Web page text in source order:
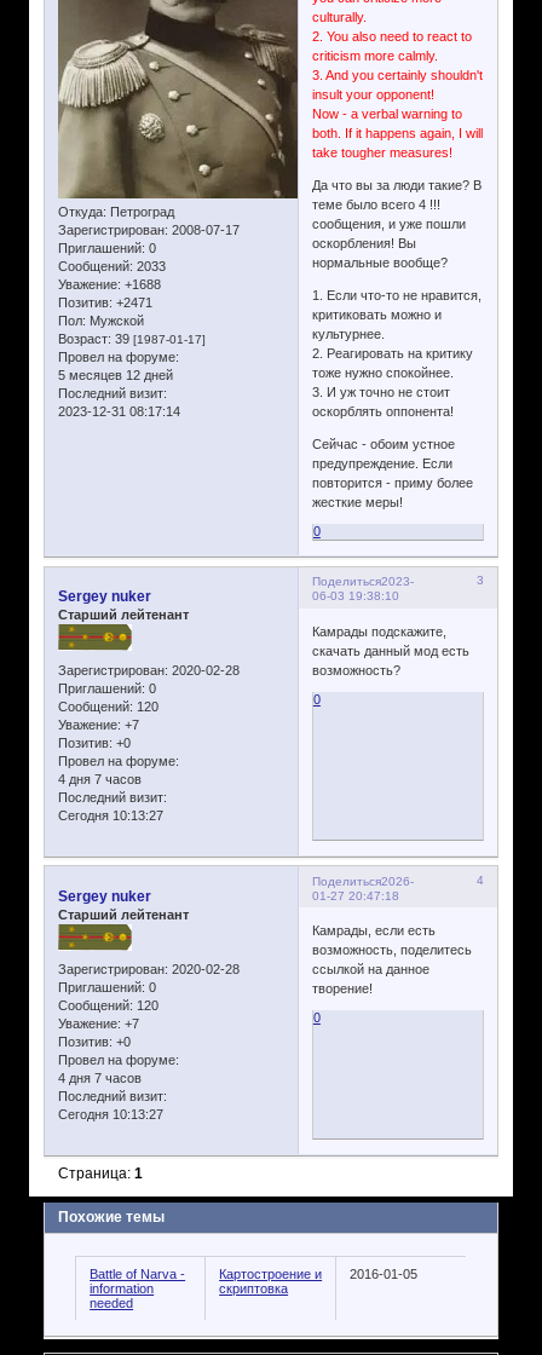
Откуда: Петроград
Зарегистрирован: 2008-07-17
Приглашений: 0
Сообщений: 2033
Уважение: +1688
Позитив: +2471
Пол: Мужской
Возраст: 39 [1987-01-17]
Провел на форуме:
5 месяцев 12 дней
Последний визит:
2023-12-31 08:17:14
culturally.
2. You also need to react to
criticism more calmly.
3. And you certainly shouldn't
insult your opponent!
Now - a verbal warning to
both. If it happens again, I will
take tougher measures!
Да что вы за люди такие? В
теме было всего 4 !!!
сообщения, и уже пошли
оскорбления! Вы
нормальные вообще?
1. Если что-то не нравится,
критиковать можно и
культурнее.
2. Реагировать на критику
тоже нужно спокойнее.
3. И уж точно не стоит
оскорблять оппонента!
Сейчас - обоим устное
предупреждение. Если
повторится - приму более
жесткие меры!
0
Поделиться 3
2023-
06-03 19:38:10
Sergey nuker
Старший лейтенант
Зарегистрирован: 2020-02-28
Приглашений: 0
Сообщений: 120
Уважение: +7
Позитив: +0
Провел на форуме:
4 дня 7 часов
Последний визит:
Сегодня 10:13:27
Камрады подскажите,
скачать данный мод есть
возможность?
0
Поделиться 4
2026-
01-27 20:47:18
Sergey nuker
Старший лейтенант
Зарегистрирован: 2020-02-28
Приглашений: 0
Сообщений: 120
Уважение: +7
Позитив: +0
Провел на форуме:
4 дня 7 часов
Последний визит:
Сегодня 10:13:27
Камрады, если есть
возможность, поделитесь
ссылкой на данное
творение!
0
Страница: 1
Похожие темы
Battle of Narva -
information
needed
Картостроение и
скриптовка
2016-01-05